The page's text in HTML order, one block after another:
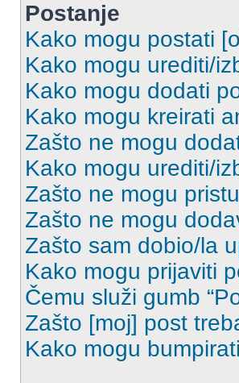
Postanje
Kako mogu postati
Kako mogu urediti/
Kako mogu dodati
Kako mogu kreirati
Zašto ne mogu
Kako mogu urediti/
Zašto ne mogu
Zašto ne mogu
Zašto sam dobio/la
Kako mogu prijaviti
Čemu služi gumb
Zašto [moj] post
Kako mogu